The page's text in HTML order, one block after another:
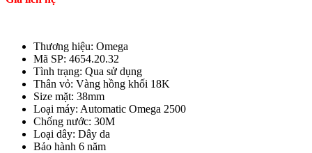
Thương hiệu: Omega
Mã SP: 4654.20.32
Tình trạng: Qua sử dụng
Thân vỏ: Vàng hồng khối 18K
Size mặt: 38mm
Loại máy: Automatic Omega 2500
Chống nước: 30M
Loại dây: Dây da
Bảo hành 6 năm